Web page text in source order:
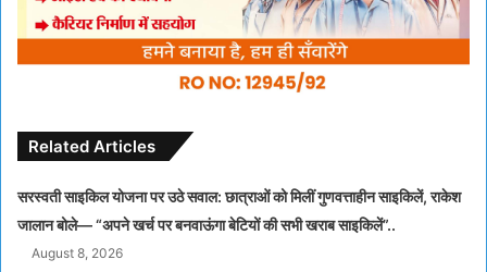
Related Articles
सरस्वती साइकिल योजना पर उठे सवाल: छात्राओं को मिलीं गुणवत्ताहीन साइकिलें, राकेश
जालान बोले— “अपने खर्च पर बनवाऊंगा बेटियों की सभी खराब साइकिलें”..
August 8, 2026